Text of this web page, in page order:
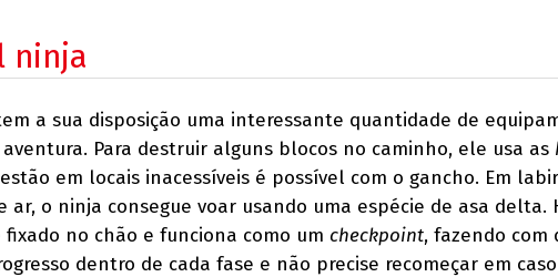
ninja
a sua disposição uma interessante quantidade de
Para destruir alguns blocos no caminho, ele usa as
em locais inacessíveis é possível com o gancho. Em
ar, o ninja consegue voar usando uma espécie de asa delta.
no chão e funciona como um checkpoint, fazendo com
dentro de cada fase e não precise recomeçar em